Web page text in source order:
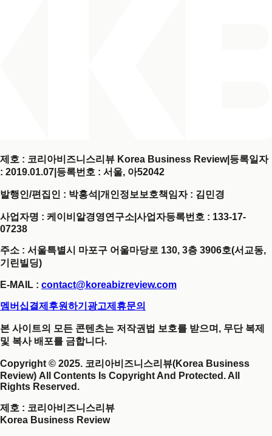
제호 : 코리아비즈니스리뷰 Korea Business Review| 등록일자
: 2019.01.07 등록번호 : 서울, 아52042
발행인/편집인 : 박홍석 개인정보보호책임자 : 김민경
사업자명 : 케이비알경영연구소 사업자등록번호 : 133-17-
07238
주소 : 서울특별시 마포구 어울마당로 130, 3층 3906호(서교동,
기린빌딩)
E-MAIL : contact@koreabizreview.com
멤버십결제 후원하기 광고제휴문의
본 사이트의 모든 콘텐츠는 저작권법 보호를 받으며, 무단 복제
및 복사 배포를 금합니다.
Copyright © 2025. 코리아비즈니스리뷰(Korea Business
Review) All Contents Is Copyright And Protected. All
Rights Reserved.
제호 : 코리아비즈니스리뷰
Korea Business Review